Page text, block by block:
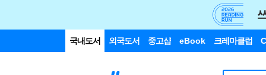
국내도서 외국도서 중고샵 eBook 크레마클럽